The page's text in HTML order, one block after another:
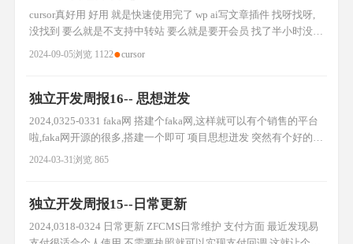
cursor真好用 好用 就是快速使用完了 wp ai写文章插件 找呀找呀,
没找到 要么就是不支持中转站 要么就是要开会员 找了半小时没找
到,想到为什么不能自己写一个呢 如果是以前可能不行,现在可是有
众
2024-09-05浏览 1122●cursor
独立开发周报16-- 思想迸发
2024,0325-0331 faka网 搭建个faka网,这样就可以有个销售的平台
啦,faka网开源的很多,搭建一个即可 项目思想迸发 突然有个好的想
法,开发软件,然后加密,后续销售,类似这类的模式 看了好几个产品,
服务器,服务
2024-03-31浏览 865
独立开发周报15--日常更新
2024,0318-0324 日常更新 ZFCMS日常维护 支付方面 最近发现易